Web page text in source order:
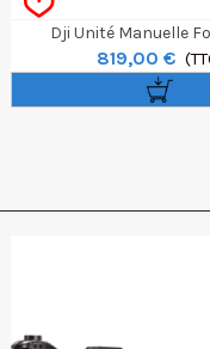
Dji Unité Manuelle
819,00 €